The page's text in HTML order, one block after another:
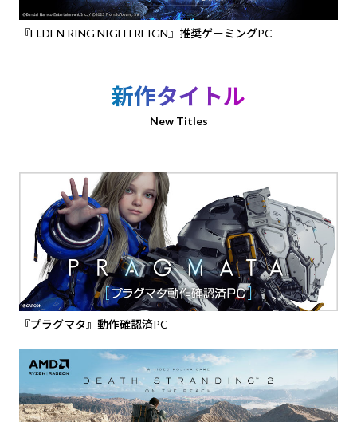
『ELDEN RING NIGHTREIGN』推奨ゲーミングPC
新作タイトル
New Titles
『プラグマタ』動作確認済PC